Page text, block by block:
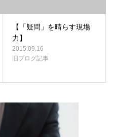
【「疑問」を晴らす現場
力】
2015.09.16
旧ブログ記事